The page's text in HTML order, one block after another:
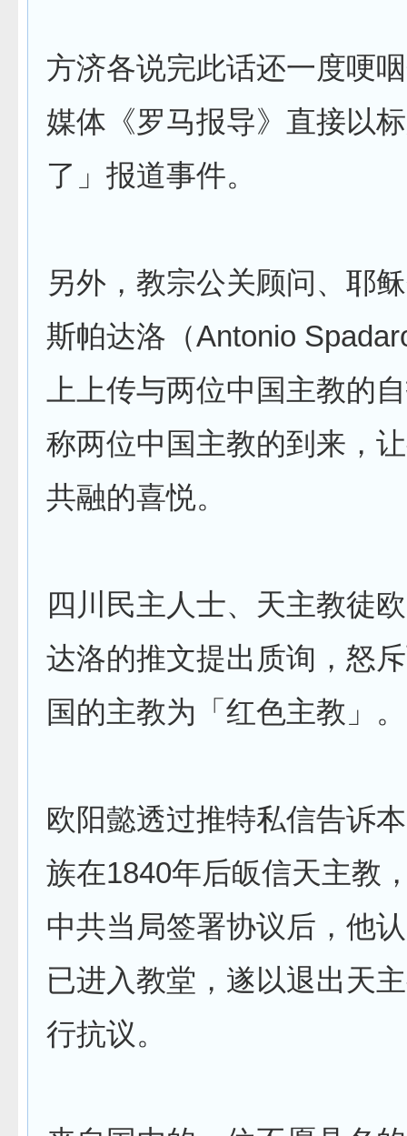
方济各说完此话还一度哽
媒体《罗马报导》直接以
了」报道事件。
另外，教宗公关顾问、耶
斯帕达洛（Antonio
上上传与两位中国主教的
称两位中国主教的到来，
共融的喜悦。
四川民主人士、天主教徒
达洛的推文提出质询，怒
国的主教为「红色主教」。
欧阳懿透过推特私信告诉
族在1840年后皈信天主教
中共当局签署协议后，他
已进入教堂，遂以退出天
行抗议。